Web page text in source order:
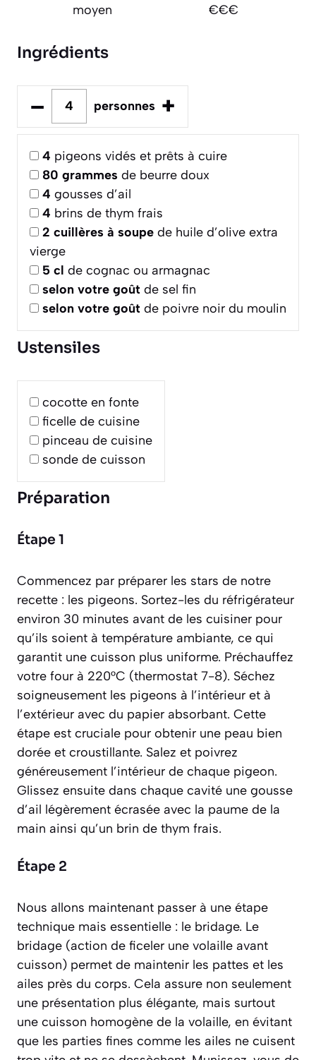
moyen €€€
Ingrédients
– personnes +
4 pigeons vidés et prêts à cuire
80 grammes de beurre doux
4 gousses d’ail
4 brins de thym frais
2 cuillères à soupe de huile d’olive extra
vierge
5 cl de cognac ou armagnac
selon votre goût de sel fin
selon votre goût de poivre noir du moulin
Ustensiles
cocotte en fonte
ficelle de cuisine
pinceau de cuisine
sonde de cuisson
Préparation
Étape 1
Commencez par préparer les stars de notre
recette : les pigeons. Sortez-les du réfrigérateur
environ 30 minutes avant de les cuisiner pour
qu’ils soient à température ambiante, ce qui
garantit une cuisson plus uniforme. Préchauffez
votre four à 220°C (thermostat 7-8). Séchez
soigneusement les pigeons à l’intérieur et à
l’extérieur avec du papier absorbant. Cette
étape est cruciale pour obtenir une peau bien
dorée et croustillante. Salez et poivrez
généreusement l’intérieur de chaque pigeon.
Glissez ensuite dans chaque cavité une gousse
d’ail légèrement écrasée avec la paume de la
main ainsi qu’un brin de thym frais.
Étape 2
Nous allons maintenant passer à une étape
technique mais essentielle : le bridage. Le
bridage (action de ficeler une volaille avant
cuisson) permet de maintenir les pattes et les
ailes près du corps. Cela assure non seulement
une présentation plus élégante, mais surtout
une cuisson homogène de la volaille, en évitant
que les parties fines comme les ailes ne cuisent